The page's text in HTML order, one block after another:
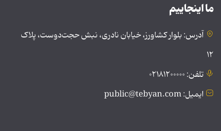
ما اینجاییم
آدرس: بلوار کشاورز، خیابان نادری، نبش حجت‌دوست، پلاک
۱۲
تلفن: ۰۲۱۸۱۲۰۰۰۰۰
ایمیل: public@tebyan.com